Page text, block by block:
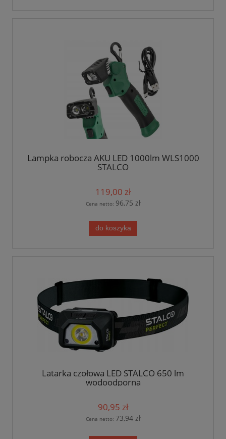
Lampka robocza AKU LED 1000lm WLS1000
STALCO
119,00 zł
Cena netto: 96,75 zł
do koszyka
Latarka czołowa LED STALCO 650 lm
wodoodporna
90,95 zł
Cena netto: 73,94 zł